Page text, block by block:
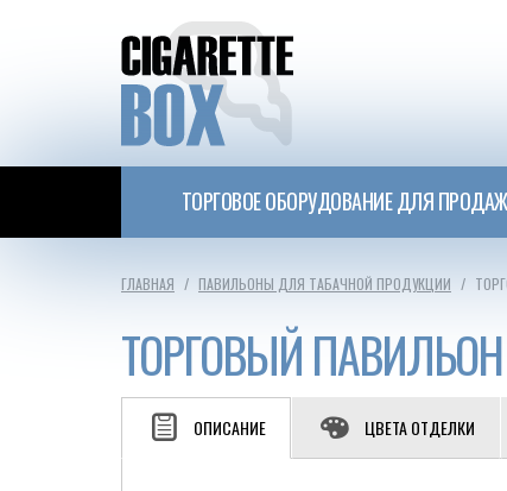
ТОРГОВОЕ ОБОРУДОВАНИЕ ДЛЯ
ГЛАВНАЯ ПАВИЛЬОНЫ ДЛЯ ТАБАЧНОЙ ПРОДУКЦИИ
ТОРГОВЫЙ
ОПИСАНИЕ ЦВЕТА ОТДЕЛКИ